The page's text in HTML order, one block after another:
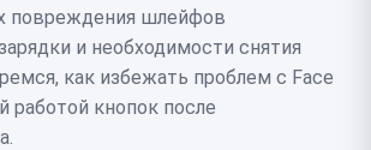
повреждения шлейфов
и необходимости снятия
как избежать проблем с Face
работой кнопок после